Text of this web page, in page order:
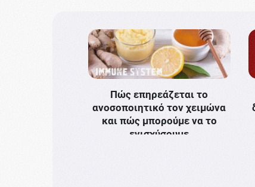
Πώς επηρεάζεται το
ανοσοποιητικό τον χειμώνα
και πώς μπορούμε να το
ενισχύσουμε